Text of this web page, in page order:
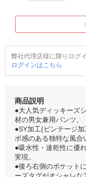
弊社代理店様に限りログ
ログインはこちら
商品説明
●大人気ディッキーズ
材の男女兼用パンツ。
●SY加工(ビンテージ
ボ感のある独特な風合
●吸水性・速乾性に優
実現。
●後ろ右側のポケット